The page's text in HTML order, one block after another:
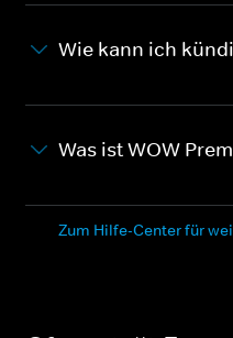
Wie kann ich
Was ist WOW
Zum Hilfe-Center für